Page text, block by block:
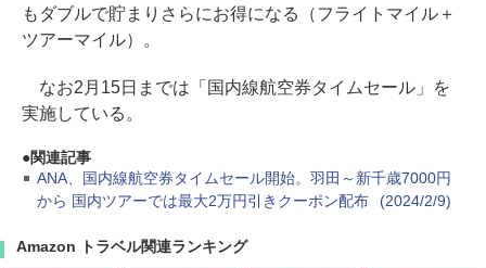
もダブルで貯まりさらにお得になる（フライトマイル＋
ツアーマイル）。
なお2月15日までは「国内線航空券タイムセール」を
実施している。
関連記事
ANA、国内線航空券タイムセール開始。羽田～新千歳7000円
から 国内ツアーでは最大2万円引きクーポン配布
(2024/2/9)
Amazon トラベル関連ランキング